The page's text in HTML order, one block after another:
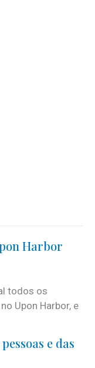
Harbor
todos os
Upon Harbor, e
e das